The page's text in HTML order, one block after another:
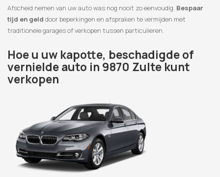
Afscheid nemen van uw auto was nog nooit zo eenvoudig. Bespaar
tijd en geld door beperkingen en afspraken te vermijden met
traditionele garages of verkopen tussen particulieren.
Hoe u uw kapotte, beschadigde of
vernielde auto in 9870 Zulte kunt
verkopen